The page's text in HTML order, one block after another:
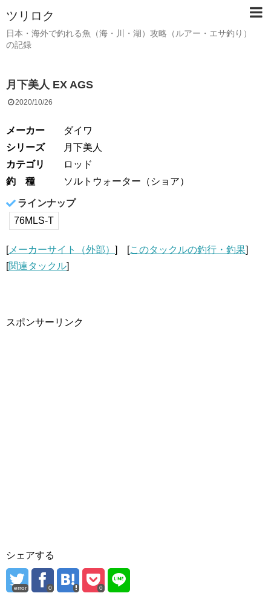
ツリロク
日本・海外で釣れる魚（海・川・湖）攻略（ルアー・エサ釣り）
の記録
月下美人 EX AGS
2020/10/26
メーカー
ダイワ
シリーズ
月下美人
カテゴリ
ロッド
釣 種
ソルトウォーター（ショア）
ラインナップ
76MLS-T
[メーカーサイト（外部） ] [このタックルの釣行・釣果]
[関連タックル]
スポンサーリンク
シェアする
error 0 0